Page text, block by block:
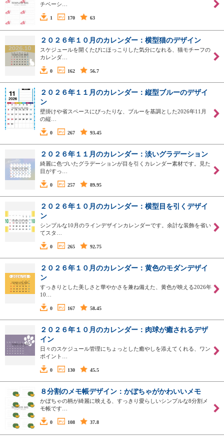
チベーシ…
1 170 63
２０２６年１０月のカレンダー：横型猫のデザイン
スケジュールを開くたびにほっこりした気分になれる、猫モチーフの
カレンダ…
0 162 56.7
２０２６年１１月のカレンダー：縦型ブルーのデザイ
ン
壁掛けや省スペースにぴったりな、ブルーを基調とした2026年11月
の縦…
0 267 93.45
２０２６年１１月のカレンダー：淡いグラデーション
綺麗に色づいたグラデーションが目を引くカレンダー素材です。見た
目がすっ…
0 257 89.95
２０２６年１０月のカレンダー：横型目を引くデザイ
ン
シンプルな10月のラインデザインカレンダーです。余計な装飾を省い
てスタ…
0 265 92.75
２０２６年１０月のカレンダー：黄色のモダンデザイ
ン
すっきりとした美しさと華やかさを兼ね備えた、黄色が映える2026年
10…
0 167 58.45
２０２６年１０月のカレンダー：肉球が癒されるデザ
イン
日々のスケジュール管理にちょっとした癒やしを添えてくれる、ワン
ポイント…
0 130 45.5
８分割のメモ帳デザイン：かぼちゃがかわいいメモ
かぼちゃの柄が綺麗に映える、すっきり愛らしいシンプルな8分割メ
モ帳です…
0 108 37.8